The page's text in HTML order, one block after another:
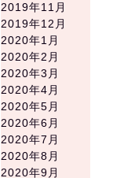
2019年11月
2019年12月
2020年1月
2020年2月
2020年3月
2020年4月
2020年5月
2020年6月
2020年7月
2020年8月
2020年9月